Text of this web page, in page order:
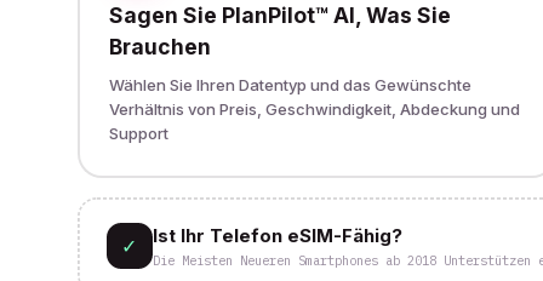
Sagen Sie PlanPilot™ AI, Was Sie
Brauchen
Wählen Sie Ihren Datentyp und das Gewünschte
Verhältnis von Preis, Geschwindigkeit, Abdeckung und
Support
✓ Ist Ihr Telefon eSIM-Fähig?
Die Meisten Neueren Smartphones ab 2018